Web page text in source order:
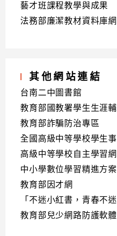
藝才班課程教學與成果
法務部廉潔教材資料庫
其他網站連結
台南二中圖書館
教育部國教署學生生涯
教育部詐騙防治專區
全國高級中等學校學生
高級中等學校自主學習網
中小學數位學習精進方
教育部因才網
「不迷小紅書，青春不
教育部兒少網路防護軟